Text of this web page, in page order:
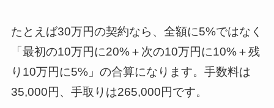
たとえば30万円の契約なら、全額に5%ではなく
「最初の10万円に20%＋次の10万円に10%＋残
り10万円に5%」の合算になります。手数料は
35,000円、手取りは265,000円です。